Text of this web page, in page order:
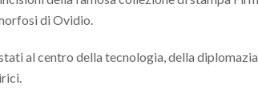
di Ovidio.
al centro della tecnologia, della